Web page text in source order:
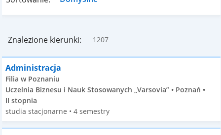
Znalezione kierunki: 1207
Administracja
Filia w Poznaniu
Uczelnia Biznesu i Nauk Stosowanych „Varsovia” • Poznań •
II stopnia
studia stacjonarne • 4 semestry